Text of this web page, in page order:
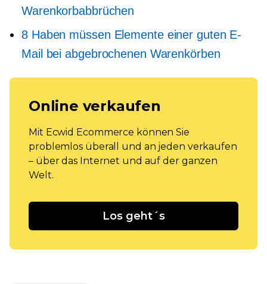
Warenkorbabbrüchen
8 Haben müssen Elemente einer guten E-
Mail bei abgebrochenen Warenkörben
Online verkaufen
Mit Ecwid Ecommerce können Sie
problemlos überall und an jeden verkaufen
– über das Internet und auf der ganzen
Welt.
Los geht´s